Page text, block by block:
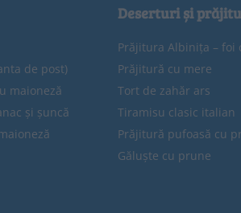
de post)
maioneză
și șuncă
Deserturi și
Prăjitura Albinița – foi
Prăjitură cu mere
Tort de zahăr ars
Tiramisu clasic italian
Prăjitură pufoasă cu
Găluște cu prune